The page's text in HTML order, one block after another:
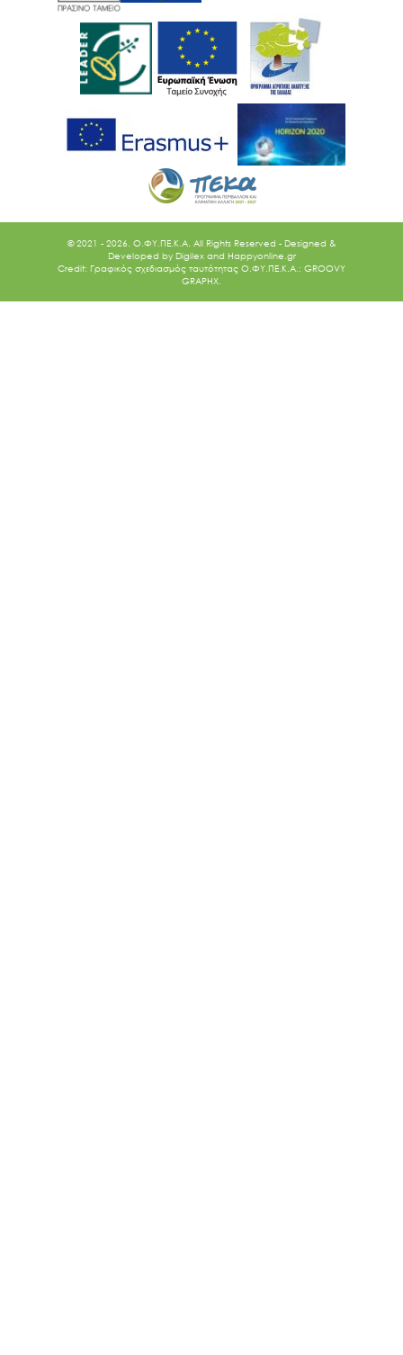
© 2021 - 2026. O.ΦΥ.ΠΕ.Κ.Α. All Rights Reserved - Designed &
Developed by Digilex and Happyonline.gr
Credit: Γραφικός σχεδιασμός ταυτότητας Ο.ΦΥ.ΠΕ.Κ.Α.: GROOVY
GRAPHX.